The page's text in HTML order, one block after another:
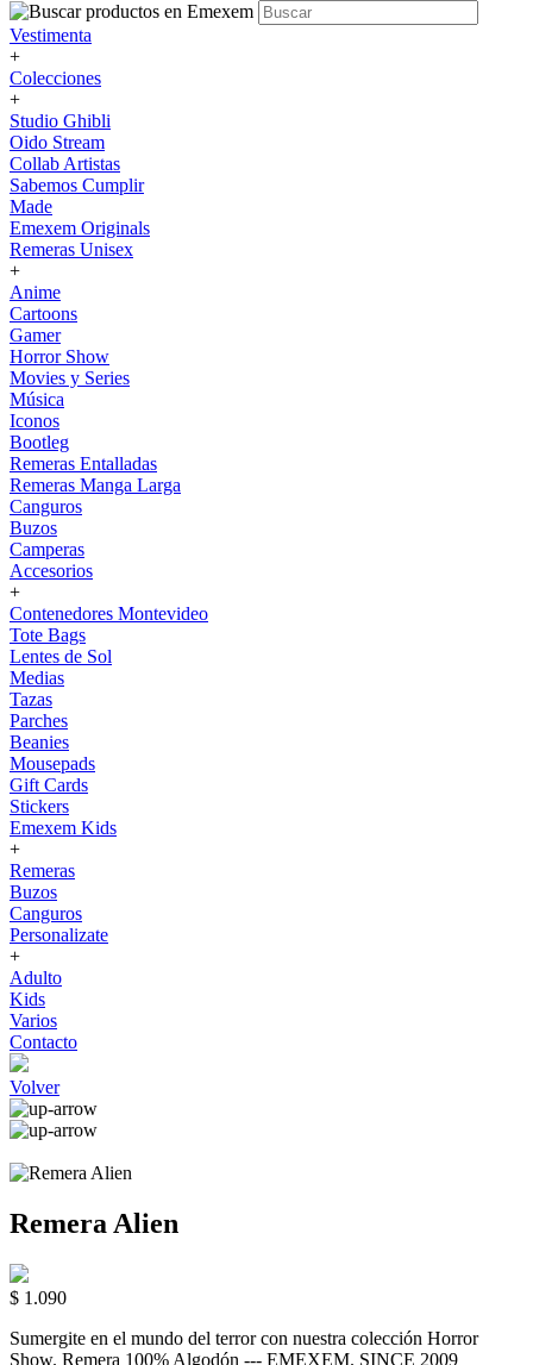
Vestimenta
+
Colecciones
+
Studio Ghibli
Oido Stream
Collab Artistas
Sabemos Cumplir
Made
Emexem Originals
Remeras Unisex
+
Anime
Cartoons
Gamer
Horror Show
Movies y Series
Música
Iconos
Bootleg
Remeras Entalladas
Remeras Manga Larga
Canguros
Buzos
Camperas
Accesorios
+
Contenedores Montevideo
Tote Bags
Lentes de Sol
Medias
Tazas
Parches
Beanies
Mousepads
Gift Cards
Stickers
Emexem Kids
+
Remeras
Buzos
Canguros
Personalizate
+
Adulto
Kids
Varios
Contacto
Volver
Remera Alien
$ 1.090
Sumergite en el mundo del terror con nuestra colección Horror
Show. Remera 100% Algodón --- EMEXEM. SINCE 2009